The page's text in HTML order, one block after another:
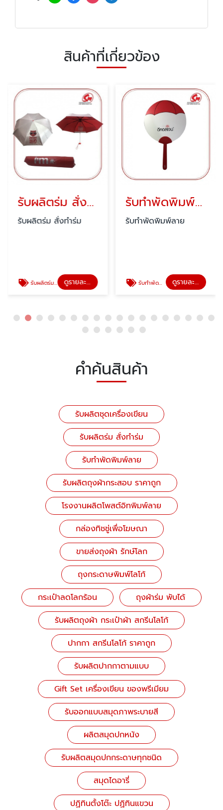
สินค้าที่เกี่ยวข้อง
รับผลิตร่ม สั่งทำร่ม
รับผลิตร่ม สั่งทำร่ม
รับผลิตร่ม สั่งทำร่ม ดูรายละเอียด
รับทำพัดพิมพ์ลาย
รับทำพัดพิมพ์ลาย
รับทำพัดพิมพ์ลาย ดูรายละเอียด
คำค้นสินค้า
รับผลิตชุดเครื่องเขียน
รับผลิตร่ม สั่งทำร่ม
รับทำพัดพิมพ์ลาย
รับผลิตถุงผ้ากระสอบ ราคาถูก
โรงงานผลิตโพสต์อิทพิมพ์ลาย
กล่องทิชชู่เพื่อโฆษณา
ขายส่งถุงผ้า รักษ์โลก
ถุงกระดาษพิมพ์โลโก้
กระเป๋าลดโลกร้อน
ถุงผ้าร่ม พับได้
รับผลิตถุงผ้า กระเป๋าผ้า สกรีนโลโก้
ปากกา สกรีนโลโก้ ราคาถูก
รับผลิตปากกาตามแบบ
Gift Set เครื่องเขียน ของพรีเมียม
รับออกแบบสมุดภาพระบายสี
ผลิตสมุดปกหนัง
รับผลิตสมุดปกกระดาษทุกชนิด
สมุดไดอารี่
ปฏิทินตั้งโต๊ะ ปฏิทินแขวน